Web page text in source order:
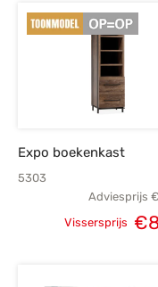
Expo boekenkast
5303
Adviesprijs €
Vissersprijs €